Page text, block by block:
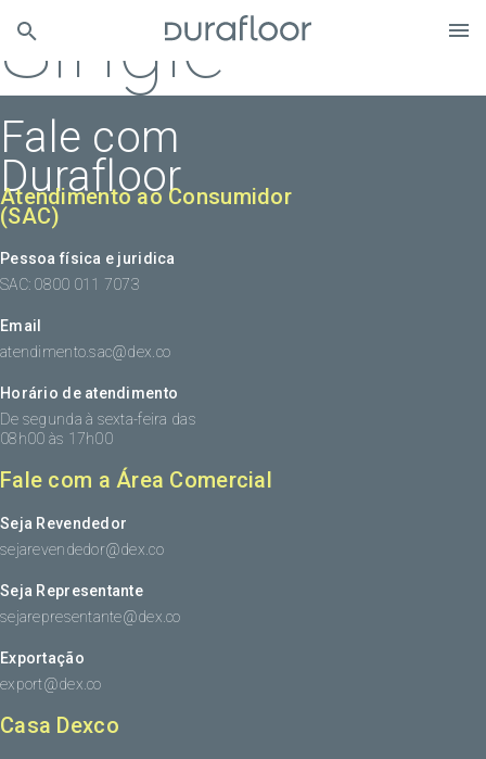
Single
Fale com
Durafloor
Atendimento ao Consumidor
(SAC)
Pessoa física e juridica
SAC: 0800 011 7073
Email
atendimento.sac@dex.co
Horário de atendimento
De segunda à sexta-feira das
08h00 às 17h00
Fale com a Área Comercial
Seja Revendedor
sejarevendedor@dex.co
Seja Representante
sejarepresentante@dex.co
Exportação
export@dex.co
Casa Dexco